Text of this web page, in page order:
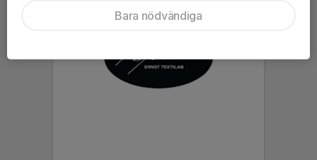
Bara nödvändiga